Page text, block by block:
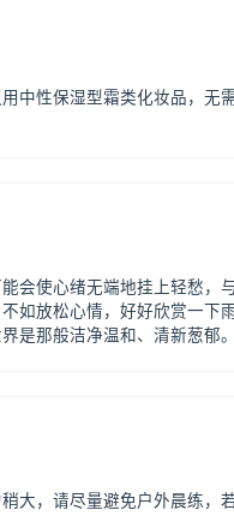
中性保湿型霜类化妆品，无
会使心绪无端地挂上轻愁，
如放松心情，好好欣赏一下
是那般洁净温和、清新葱郁。
大，请尽量避免户外晨练，